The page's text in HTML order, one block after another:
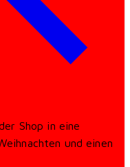
Shop in eine
und einen